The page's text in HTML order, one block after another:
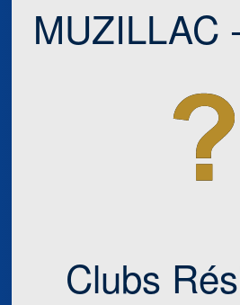
MUZILLAC
Clubs